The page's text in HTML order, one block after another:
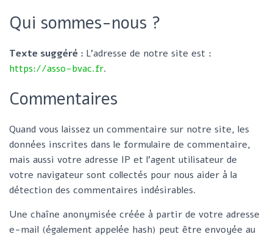
Qui sommes-nous ?
Texte suggéré : L’adresse de notre site est :
https://asso-bvac.fr.
Commentaires
Quand vous laissez un commentaire sur notre site, les
données inscrites dans le formulaire de commentaire,
mais aussi votre adresse IP et l’agent utilisateur de
votre navigateur sont collectés pour nous aider à la
détection des commentaires indésirables.
Une chaîne anonymisée créée à partir de votre adresse
e-mail (également appelée hash) peut être envoyée au